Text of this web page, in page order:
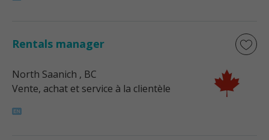
Rentals manager
North Saanich , BC
Vente, achat et service à la clientèle